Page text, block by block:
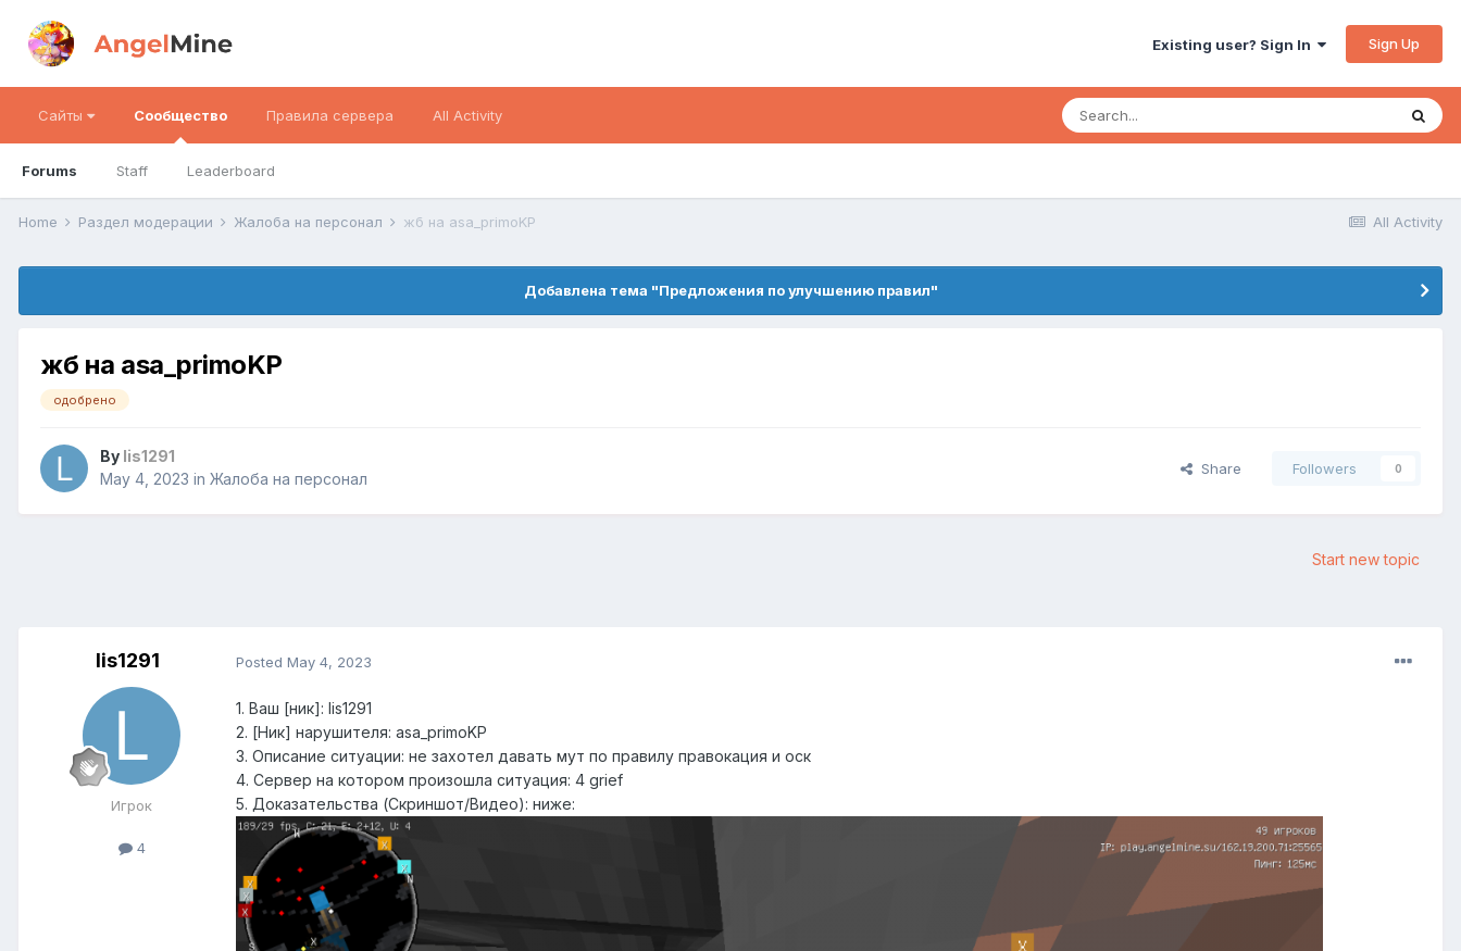
Existing user? Sign In Sign Up
Сайты Сообщество
Forums Staff Leaderboard
Правила сервера All Activity
All Activity
Home Раздел модерации Жалоба на персонал жб на asa_primoKP
Добавлена тема "Предложения по улучшению правил"
жб на asa_primoKP
одобрено
By lis1291
May 4, 2023 in Жалоба на персонал
Share Followers 0
Start new topic
lis1291
Игрок
4
Posted May 4, 2023
1. Ваш [ник]: lis1291
2. [Ник] нарушителя: asa_primoKP
3. Описание ситуации: не захотел давать мут по правилу правокация и оск
4. Сервер на котором произошла ситуация: 4 grief
5. Доказательства (Скриншот/Видео): ниже: